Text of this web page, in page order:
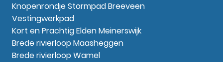
Knopenrondje Stormpad Breeveen
Vestingwerkpad
Kort en Prachtig Elden Meinerswijk
Brede rivierloop Maasheggen
Brede rivierloop Wamel